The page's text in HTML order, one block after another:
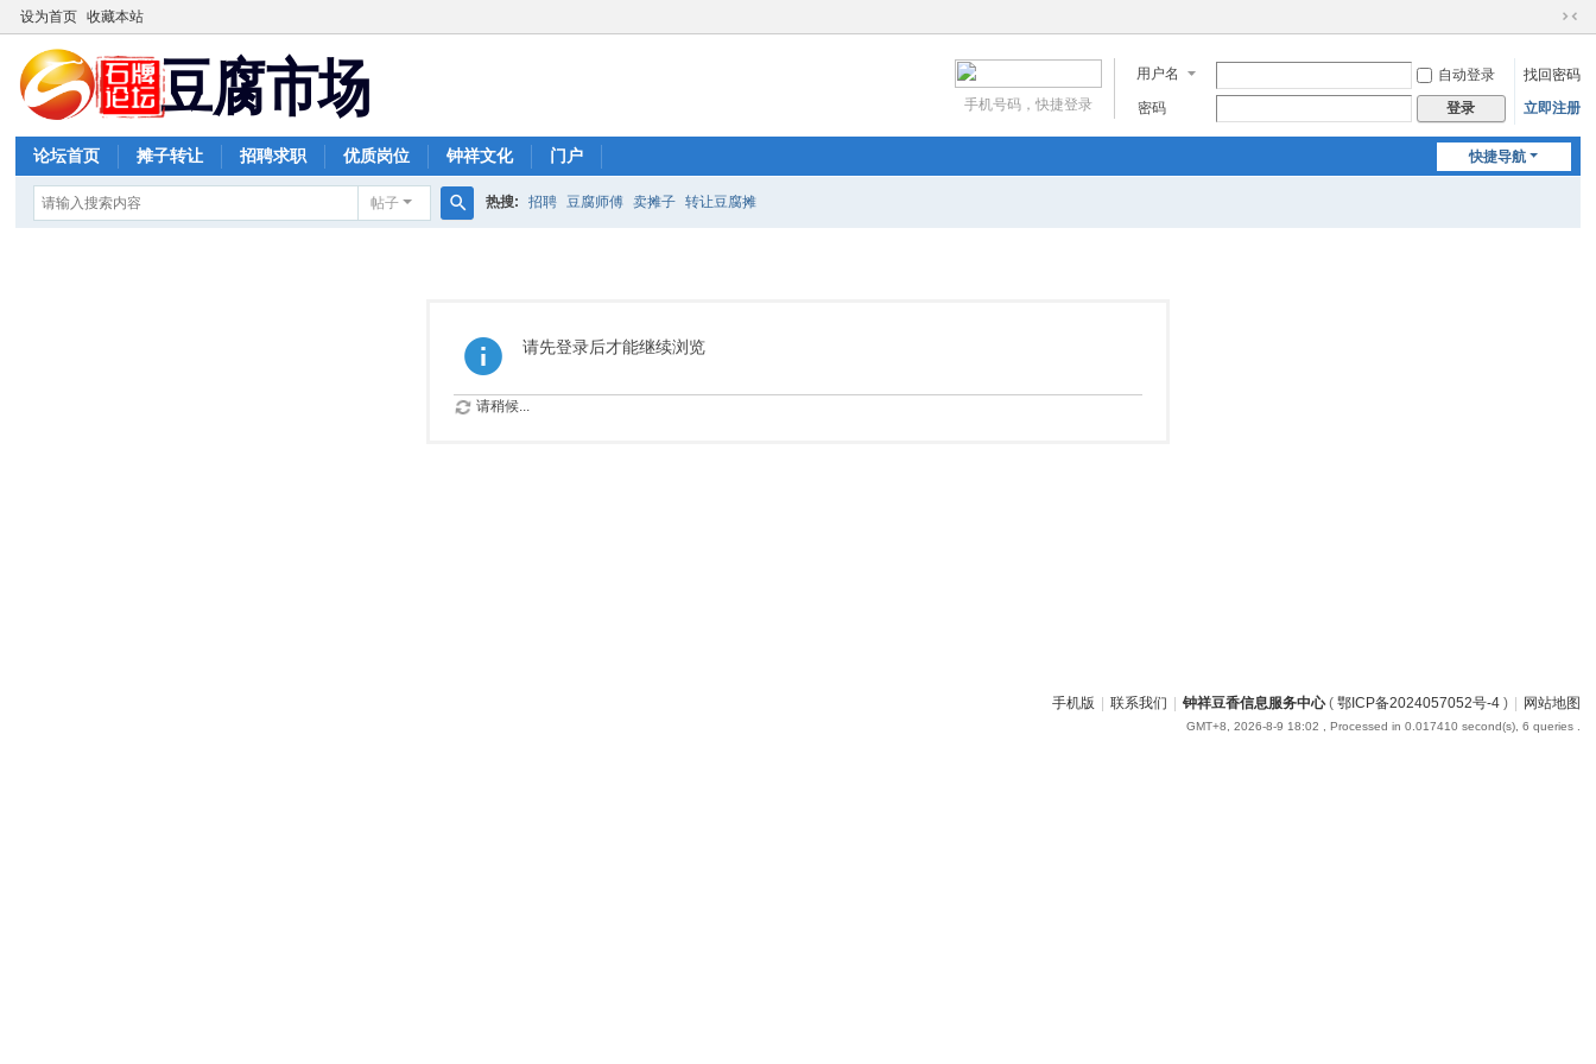
设为首页 收藏本站
切
到
窄
用户名 自动登录
找回密码
密码
登录 立即注册
手机号码，快捷登录
快捷导航
论坛首页 摊子转让 招聘求职 优质岗位 钟祥文化 门户
帖子 热搜: 招聘 豆腐师傅 卖摊子 转让豆腐摊
请先登录后才能继续浏览
请稍候...
手机版 联系我们 钟祥豆香信息服务中心( 鄂ICP备2024057052号-4) 网站地图
GMT+8, 2026-8-9 18:02 , Processed in 0.017410 second(s), 6 queries .